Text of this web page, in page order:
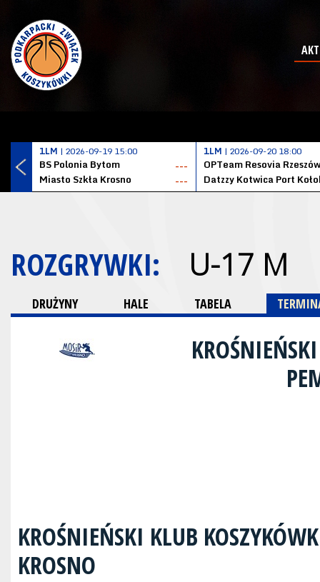
1LM | 2026-09-19 15:00
BS Polonia Bytom
---
Miasto Szkła Krosno
---
1LM | 2026-09-20 18:00
OPTeam Resovia Rzeszów
ROZGRYWKI: U-17 M
DRUŻYNY HALE TABELA
KROŚNIEŃSKI KLUB
KROSNO